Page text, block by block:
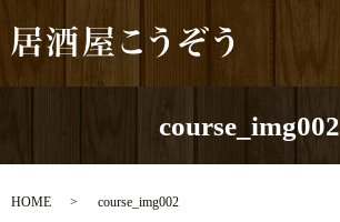
course_img002
HOME course_img002